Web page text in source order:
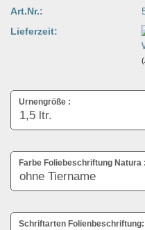
Art.Nr.:
Lieferzeit:
Urnengröße :
Farbe Foliebeschriftung Natura :
Schriftarten Folienbeschriftung: